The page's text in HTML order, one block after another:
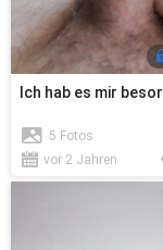
Ich hab es mir
5 Fotos
vor 2 Jahren